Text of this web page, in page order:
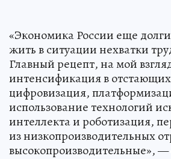
«Экономика России еще
жить в ситуации нехватки
Главный рецепт, на мой
интенсификация в
цифровизация,
использование технологий
интеллекта и роботизация,
из низкопроизводительных
высокопроизводительные»,